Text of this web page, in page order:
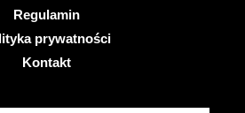
Regulamin
prywatności
Kontakt